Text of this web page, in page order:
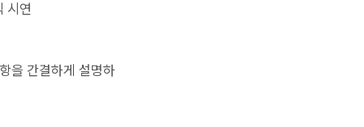
시연
을 간결하게 설명하